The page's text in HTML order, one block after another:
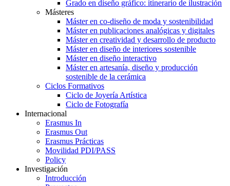
Grado en diseño gráfico: itinerario de ilustración
Másteres
Máster en co-diseño de moda y sostenibilidad
Máster en publicaciones analógicas y digitales
Máster en creatividad y desarrollo de producto
Máster en diseño de interiores sostenible
Máster en diseño interactivo
Máster en artesanía, diseño y producción
sostenible de la cerámica
Ciclos Formativos
Ciclo de Joyería Artística
Ciclo de Fotografía
Internacional
Erasmus In
Erasmus Out
Erasmus Prácticas
Movilidad PDI/PASS
Policy
Investigación
Introducción